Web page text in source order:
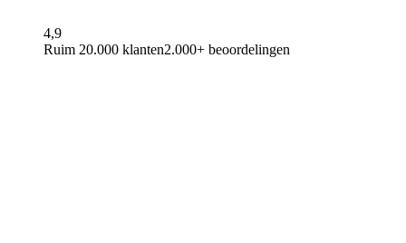
4,9
Ruim 20.000 klanten2.000+ beoordelingen